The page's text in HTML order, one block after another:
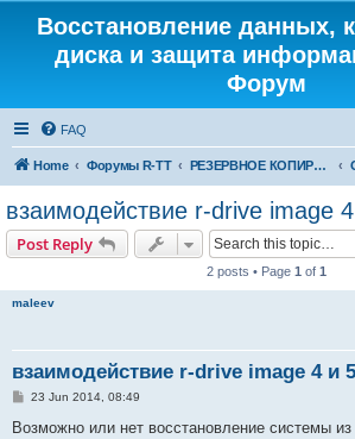
Восстановление данных,
диска и защита
Форум
FAQ
Home Форумы R-TT РЕЗЕРВНОЕ КОПИРОВАНИЕ И ВОССТАНОВЛЕНИЕ СИСТЕМ
взаимодействие r-drive image
Post Reply
2 posts • Page 1 of 1
maleev
взаимодействие r-drive image 4 и
P
s
23 Jun 2014, 08:49
Возможно или нет восстановление системы из